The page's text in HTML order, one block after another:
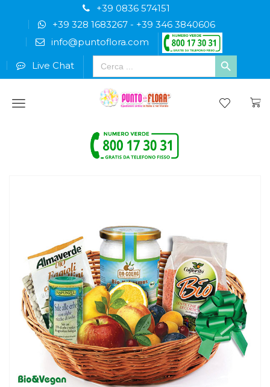
+39 0836 574151
+39 328 1683267- +39 346 3840606
info@puntoflora.com
Live Chat
Search
for:
Menu